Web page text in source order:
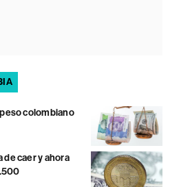
colombiano
de caer y ahora